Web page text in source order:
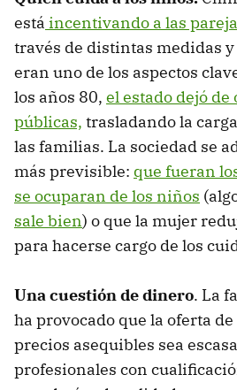
está incentivando a las
través de distintas medidas
eran uno de los aspectos
los años 80, el estado dejó
públicas, trasladando la
las familias. La sociedad se
más previsible: que fueran
se ocuparan de los niños
sale bien) o que la mujer
para hacerse cargo de los
Una cuestión de dinero. La
ha provocado que la oferta
precios asequibles sea
profesionales con